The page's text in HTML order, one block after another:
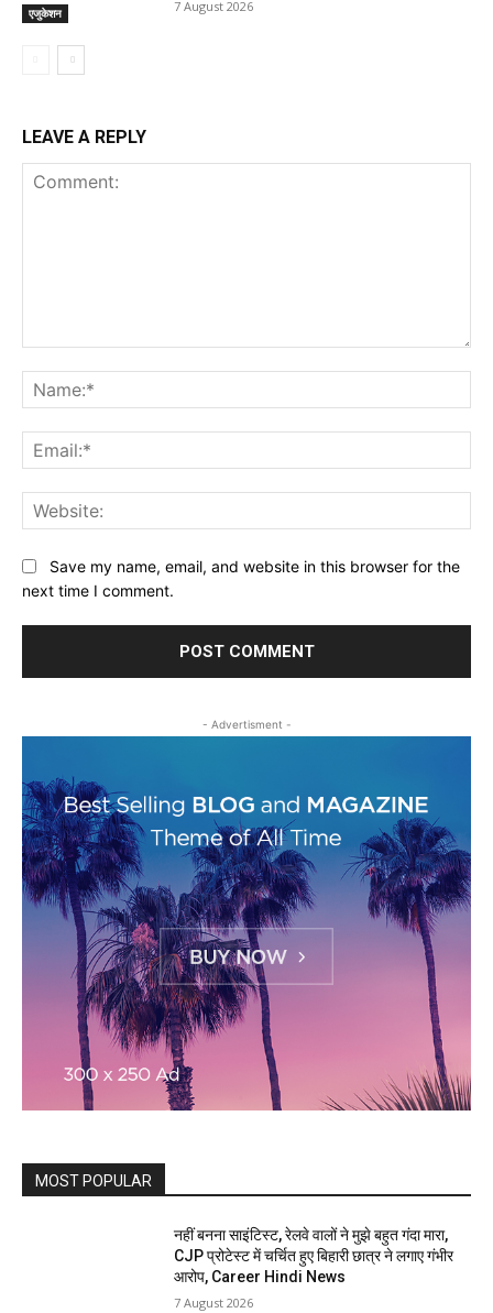
एजुकेशन 7 August 2026
LEAVE A REPLY
Save my name, email, and website in this browser for the
next time I comment.
- Advertisment -
MOST POPULAR
नहीं बनना साइंटिस्ट, रेलवे वालों ने मुझे बहुत गंदा मारा,
CJP प्रोटेस्ट में चर्चित हुए बिहारी छात्र ने लगाए गंभीर
आरोप, Career Hindi News
7 August 2026